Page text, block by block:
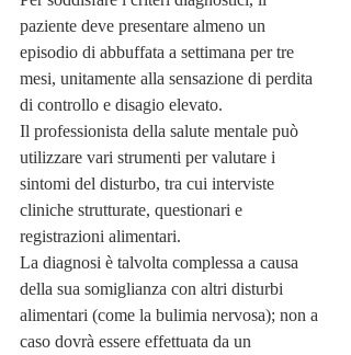
paziente deve presentare almeno un
episodio di abbuffata a settimana per tre
mesi, unitamente alla sensazione di perdita
di controllo e disagio elevato.
Il professionista della salute mentale può
utilizzare vari strumenti per valutare i
sintomi del disturbo, tra cui interviste
cliniche strutturate, questionari e
registrazioni alimentari.
La diagnosi è talvolta complessa a causa
della sua somiglianza con altri disturbi
alimentari (come la bulimia nervosa); non a
caso dovrà essere effettuata da un